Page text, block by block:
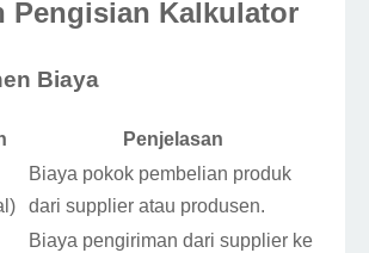
Pengisian Kalkulator
Biaya
Penjelasan
Biaya pokok pembelian produk
dari supplier atau produsen.
Biaya pengiriman dari supplier ke